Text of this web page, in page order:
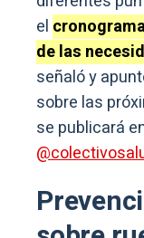
el
de las
señaló y
sobre las
se publicará